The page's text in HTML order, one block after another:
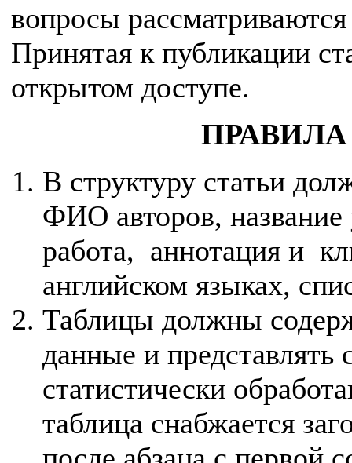
вопросы
Принятая к публикации
открытом доступе.
В структуру статьи
ФИО авторов,
работа, аннотация и
английском языках,
Таблицы должны
данные и
статистически
таблица снабжается